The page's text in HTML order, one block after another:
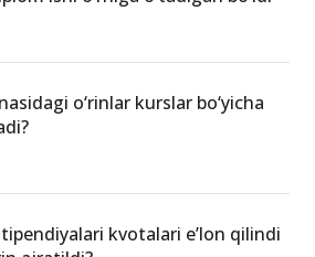
ishi o‘rniga o‘tadigan bo‘ldi